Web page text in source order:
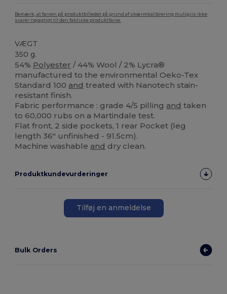
Bemærk, at farven på produktbilledet på grund af skærmkalibrering muligvis ikke
svarer nøjagtigt til den faktiske produktfarve.
VÆGT
350 g.
54% Polyester / 44% Wool / 2% Lycra®
manufactured to the environmental Oeko-Tex
Standard 100 and treated with Nanotech stain-
resistant finish.
Fabric performance : grade 4/5 pilling and taken
to 60,000 rubs on a Martindale test.
Flat front, 2 side pockets, 1 rear Pocket (leg
length 36" unfinished - 91.5cm).
Machine washable and dry clean.
Produktkundevurderinger
Tilføj en anmeldelse
Bulk Orders